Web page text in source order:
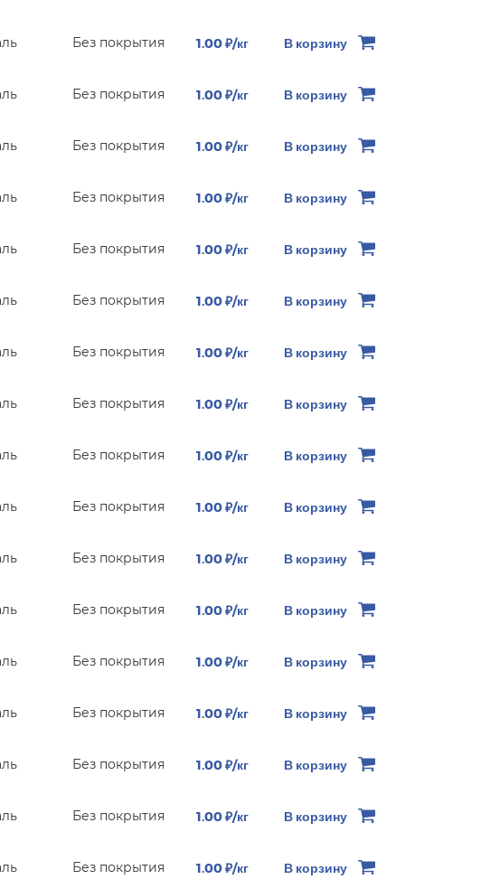
Без покрытия 1.00 ₽/кг В корзину
Без покрытия 1.00 ₽/кг В корзину
Без покрытия 1.00 ₽/кг В корзину
Без покрытия 1.00 ₽/кг В корзину
Без покрытия 1.00 ₽/кг В корзину
Без покрытия 1.00 ₽/кг В корзину
Без покрытия 1.00 ₽/кг В корзину
Без покрытия 1.00 ₽/кг В корзину
Без покрытия 1.00 ₽/кг В корзину
Без покрытия 1.00 ₽/кг В корзину
Без покрытия 1.00 ₽/кг В корзину
Без покрытия 1.00 ₽/кг В корзину
Без покрытия 1.00 ₽/кг В корзину
Без покрытия 1.00 ₽/кг В корзину
Без покрытия 1.00 ₽/кг В корзину
Без покрытия 1.00 ₽/кг В корзину
Без покрытия 1.00 ₽/кг В корзину